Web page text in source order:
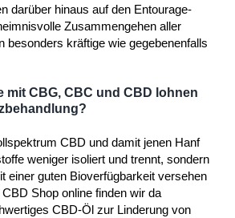
darüber hinaus auf den Entourage-
Zusammengehen aller
besonders kräftige wie gegebenenfalls
mit CBG, CBC und CBD lohnen
CBD und damit jenen Hanf
weniger isoliert und trennt, sondern
einer guten Bioverfügbarkeit versehen
Shop online finden wir da
CBD-Öl zur Linderung von